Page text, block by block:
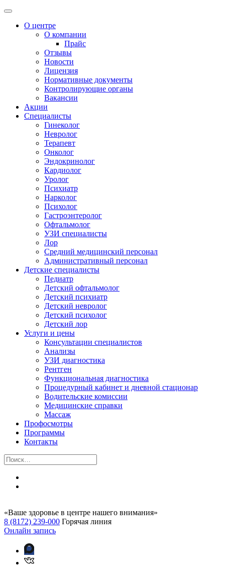
О центре
О компании
Прайс
Отзывы
Новости
Лицензия
Нормативные документы
Контролирующие органы
Вакансии
Акции
Специалисты
Гинеколог
Невролог
Терапевт
Онколог
Эндокринолог
Кардиолог
Уролог
Психиатр
Нарколог
Психолог
Гастроэнтеролог
Офтальмолог
УЗИ специалисты
Лор
Средний медицинский персонал
Административный персонал
Детские специалисты
Педиатр
Детский офтальмолог
Детский психиатр
Детский невролог
Детский психолог
Детский лор
Услуги и цены
Консультации специалистов
Анализы
УЗИ диагностика
Рентген
Функциональная диагностика
Процедурный кабинет и дневной стационар
Водительские комиссии
Медицинские справки
Массаж
Профосмотры
Программы
Контакты
«Ваше здоровье в центре нашего внимания»
8 (8172) 239-000 Горячая линия
Онлайн запись